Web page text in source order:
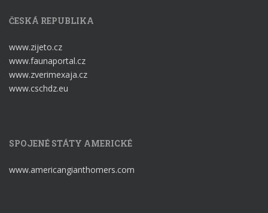
ČESKÁ REPUBLIKA
www.zijeto.cz
www.faunaportal.cz
www.zverimexaja.cz
www.cschdz.eu
SPOJENÉ STÁTY AMERICKÉ
www.americangianthomers.com